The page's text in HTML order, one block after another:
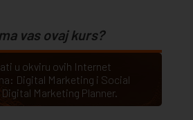
vas ovaj kurs?
u okviru ovih Internet
Digital Marketing i Social
Marketing Planner.